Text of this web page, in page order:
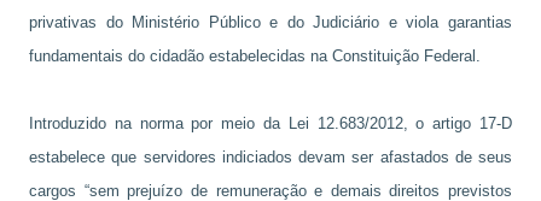
privativas do Ministério Público e do Judiciário e viola garantias
fundamentais do cidadão estabelecidas na Constituição Federal.
Introduzido na norma por meio da Lei 12.683/2012, o artigo 17-D
estabelece que servidores indiciados devam ser afastados de seus
cargos “sem prejuízo de remuneração e demais direitos previstos